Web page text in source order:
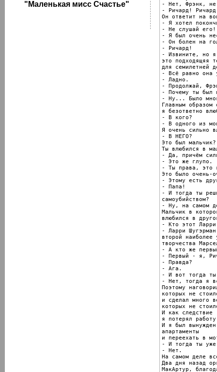
"Маленькая мисс Счастье"
- Нет, Фрэнк, не
- Ричард!
Он ответит на
- Я хотел
- Не слушай его!
- Я был очень
- Он болен на
- Ричард!
- Извините, но
это подходящяя
для семилетней
- Всё равно она
- Ладно.
- Продолжай,
- Почему ты был
- Ну... Было
Главным образом
я безответно
- В кого?
- В одного из
Я очень сильно
- В НЕГО?
Это был мальчик?
Ты влюбился в
- Да, причём
- Это же глупо.
- Ты права, это
Это было очень-
- Этому есть
- Папа!
- И тогда ты
самоубийством?
- Ну, на самом
Мальчик в
влюбился в
- Кто этот Ларри
- Ларри
второй наиболее
творчества
- А кто же
- Первый - я,
- Правда?
- Ага.
- И вот тогда
- Нет, тогда я
Поэтому
которых не
и сделал много
которых не
И как следствие
я потерял
И я был вынужден
апартаменты
и переехать в
- И тогда ты
- Нет.
На самом деле
Два дня назад
МакАртур,